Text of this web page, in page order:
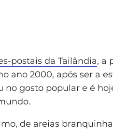
postais da Tailândia, a
ano 2000, após ser a
no gosto popular e é
de areias